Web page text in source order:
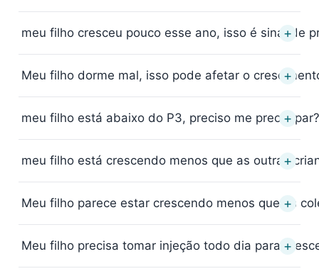
meu filho cresceu pouco esse ano, isso é sinal de
+
Meu filho dorme mal, isso pode afetar o +
meu filho está abaixo do P3, preciso me preocupar?
+
meu filho está crescendo menos que as outras+
Meu filho parece estar crescendo menos que os
+
Meu filho precisa tomar injeção todo dia para +